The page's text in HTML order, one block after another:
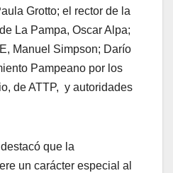
Grotto; el rector de la
La Pampa, Oscar Alpa;
Manuel Simpson; Darío
Pampeano por los
de ATTP, y autoridades
que la
un carácter especial al